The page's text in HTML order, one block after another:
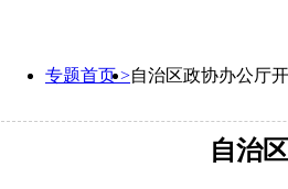
专题首页 >自治区政协办公厅
自治